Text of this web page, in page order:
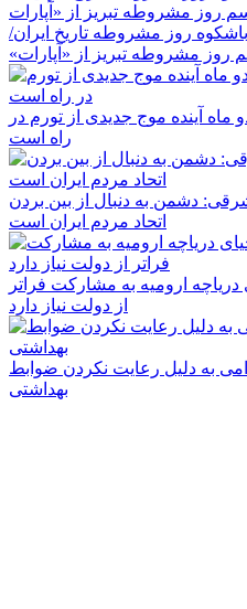
روز مشروطه تاریخ ایران/
مشروطه تبریز از «آپارات»
آینده موج جدیدی از تورم در
راه است
شرقی: دشمن به دنبال از بین بردن
اتحاد مردم ایران است
دریاچه ارومیه به مشارکت فراتر
از دولت نیاز دارد
خام دامی به دلیل رعایت نکردن ضوابط
بهداشتی